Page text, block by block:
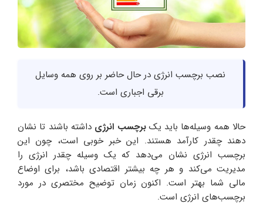
نصب برچسب انرژی در حال حاضر بر روی همه وسایل
برقی اجباری است.
حالا همه وسیله‌ها باید یکبرچسب انرژی داشته باشند تا نشان
دهند چقدر کارآمد هستند. این خبر خوبی است، چون این
برچسب انرژی نشان می‌دهد که یک وسیله چقدر انرژی را
مدیریت می‌کند و هر چه بیشتر اقتصادی باشد، برای اوضاع
مالی شما بهتر است. اکنون زمان توضیح مختصری در مورد
برچسب‌های انرژی است.